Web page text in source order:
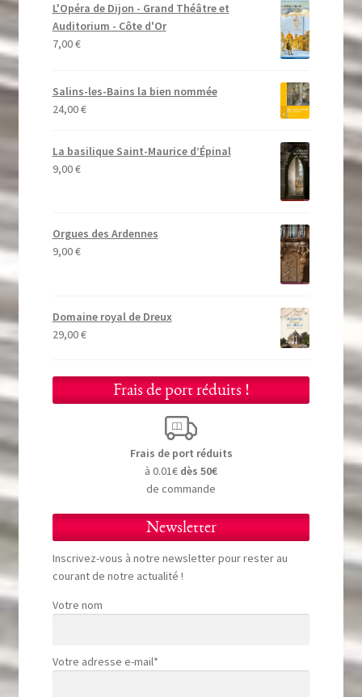
L'Opéra de Dijon - Grand Théâtre et
Auditorium - Côte d'Or
7,00€
Salins-les-Bains la bien nommée
24,00€
La basilique Saint-Maurice d’Épinal
9,00€
Orgues des Ardennes
9,00€
Domaine royal de Dreux
29,00€
Frais de port réduits !
Frais de port réduits
à 0.01€ dès 50€
de commande
Newsletter
Inscrivez-vous à notre newsletter pour rester au
courant de notre actualité !
Votre nom
Votre adresse e-mail*